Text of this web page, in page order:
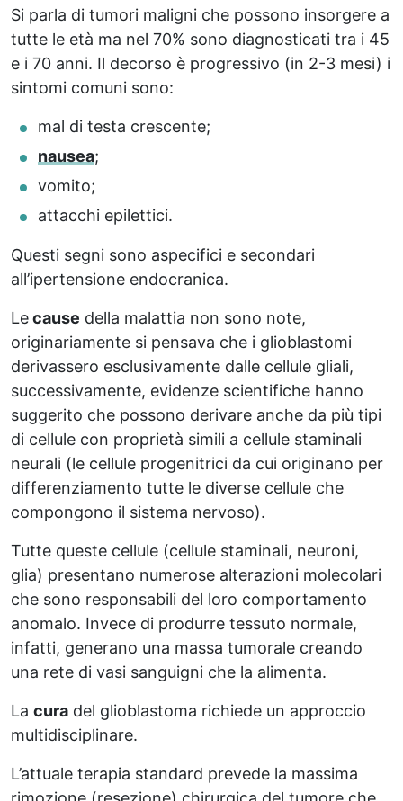
Si parla di tumori maligni che possono insorgere a
tutte le età ma nel 70% sono diagnosticati tra i 45
e i 70 anni. Il decorso è progressivo (in 2-3 mesi) i
sintomi comuni sono:
mal di testa crescente;
nausea;
vomito;
attacchi epilettici.
Questi segni sono aspecifici e secondari
all’ipertensione endocranica.
Lecause della malattia non sono note,
originariamente si pensava che i glioblastomi
derivassero esclusivamente dalle cellule gliali,
successivamente, evidenze scientifiche hanno
suggerito che possono derivare anche da più tipi
di cellule con proprietà simili a cellule staminali
neurali (le cellule progenitrici da cui originano per
differenziamento tutte le diverse cellule che
compongono il sistema nervoso).
Tutte queste cellule (cellule staminali, neuroni,
glia) presentano numerose alterazioni molecolari
che sono responsabili del loro comportamento
anomalo. Invece di produrre tessuto normale,
infatti, generano una massa tumorale creando
una rete di vasi sanguigni che la alimenta.
La cura del glioblastoma richiede un approccio
multidisciplinare.
L’attuale terapia standard prevede la massima